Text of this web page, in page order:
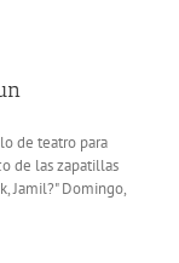
de teatro para
de las zapatillas
Jamil?" Domingo,